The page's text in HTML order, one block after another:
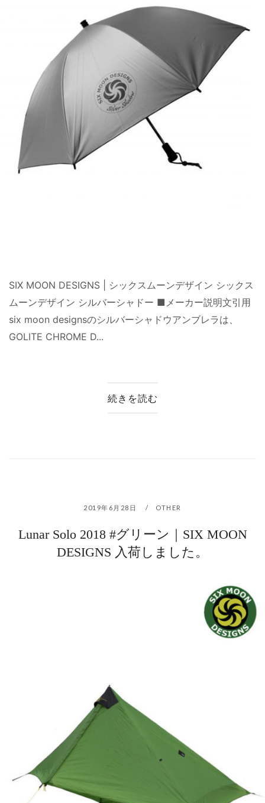
SIX MOON DESIGNS | シックスムーンデザイン シックス
ムーンデザイン シルバーシャドー ■メーカー説明文引用
six moon designsのシルバーシャドウアンブレラは、
GOLITE CHROME D...
続きを読む
2019年6月28日 OTHER
Lunar Solo 2018 #グリーン｜SIX MOON
DESIGNS 入荷しました。